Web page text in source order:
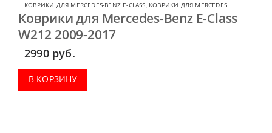
КОВРИКИ ДЛЯ MERCEDES-BENZ E-CLASS, КОВРИКИ ДЛЯ MERCEDES
Коврики для Mercedes-Benz E-Class
W212 2009-2017
2990 руб.
В КОРЗИНУ